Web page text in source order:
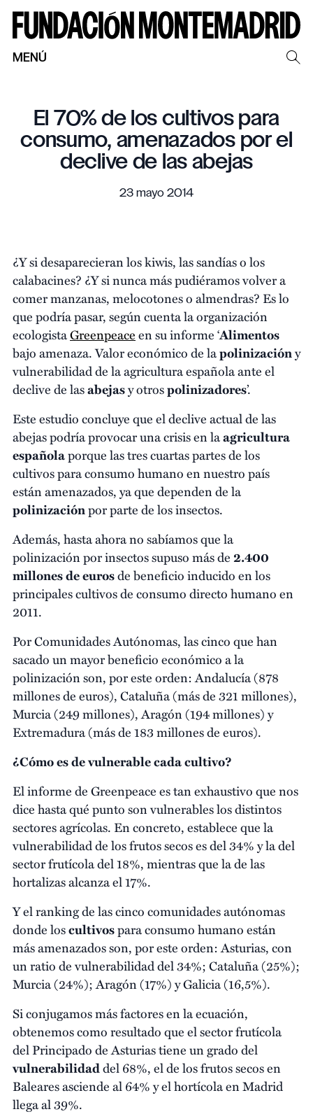
MENÚ
El 70% de los cultivos para
consumo, amenazados por el
declive de las abejas
23 mayo 2014
¿Y si desaparecieran los kiwis, las sandías o los
calabacines? ¿Y si nunca más pudiéramos volver a
comer manzanas, melocotones o almendras? Es lo
que podría pasar, según cuenta la organización
ecologistaGreenpeaceen su informe ‘Alimentos
bajo amenaza. Valor económico de lapolinizacióny
vulnerabilidad de la agricultura española ante el
declive de lasabejasy otrospolinizadores’.
Este estudio concluye que el declive actual de las
abejas podría provocar una crisis en laagricultura
españolaporque las tres cuartas partes de los
cultivos para consumo humano en nuestro país
están amenazados, ya que dependen de la
polinizaciónpor parte de los insectos.
Además, hasta ahora no sabíamos que la
polinización por insectos supuso más de2.400
millones de eurosde beneficio inducido en los
principales cultivos de consumo directo humano en
2011.
Por Comunidades Autónomas, las cinco que han
sacado un mayor beneficio económico a la
polinización son, por este orden: Andalucía (878
millones de euros), Cataluña (más de 321 millones),
Murcia (249 millones), Aragón (194 millones) y
Extremadura (más de 183 millones de euros).
¿Cómo es de vulnerable cada cultivo?
El informe de Greenpeace es tan exhaustivo que nos
dice hasta qué punto son vulnerables los distintos
sectores agrícolas. En concreto, establece que la
vulnerabilidad de los frutos secos es del 34% y la del
sector frutícola del 18%, mientras que la de las
hortalizas alcanza el 17%.
Y el ranking de las cinco comunidades autónomas
donde loscultivospara consumo humano están
más amenazados son, por este orden: Asturias, con
un ratio de vulnerabilidad del 34%; Cataluña (25%);
Murcia (24%); Aragón (17%) y Galicia (16,5%).
Si conjugamos más factores en la ecuación,
obtenemos como resultado que el sector frutícola
del Principado de Asturias tiene un grado del
vulnerabilidaddel 68%, el de los frutos secos en
Baleares asciende al 64% y el hortícola en Madrid
llega al 39%.